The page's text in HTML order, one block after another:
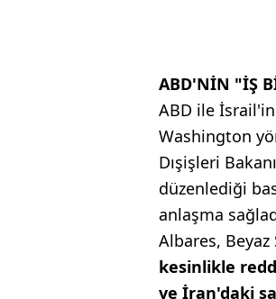
ABD'NİN "İŞ
ABD ile
Washington
Dışişleri
düzenlediği
anlaşma
Albares,
kesinlikle
ve İran'daki